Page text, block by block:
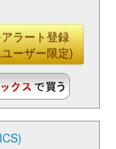
ラート登録
ーザー限定)